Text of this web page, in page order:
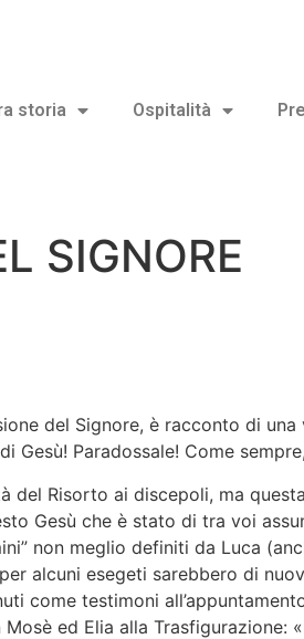
storia Ospitalità
SIGNORE
del Signore, è racconto di
Gesù! Paradossale! Come
del Risorto ai discepoli, ma
Gesù che è stato di tra voi
non meglio definiti da Luca
alcuni esegeti sarebbero di
come testimoni
ed Elia alla